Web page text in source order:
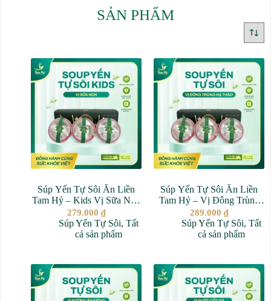
SẢN PHẨM
Súp Yến Tự Sôi Ăn Liền
Tam Hỷ – Kids Vị Sữa Non
– 100% Yến Nguyên Chất
279.000 ₫
Súp Yến Tự Sôi, Tất
cả sản phẩm
Súp Yến Tự Sôi Ăn Liền
Tam Hỷ – Vị Đông Trùng
Hạ Thảo – 100% Yến
Nguyên Chất
289.000 ₫
Súp Yến Tự Sôi, Tất
cả sản phẩm